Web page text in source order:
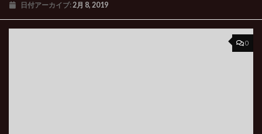
日付アーカイブ:2月 8, 2019
0